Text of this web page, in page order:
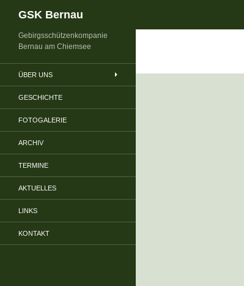
GSK Bernau
Gebirgsschützenkompanie
Bernau am Chiemsee
ÜBER UNS
GESCHICHTE
FOTOGALERIE
ARCHIV
TERMINE
AKTUELLES
LINKS
KONTAKT